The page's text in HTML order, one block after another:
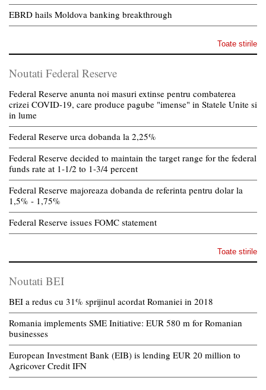
EBRD hails Moldova banking breakthrough
Toate stirile
Noutati Federal Reserve
Federal Reserve anunta noi masuri extinse pentru combaterea
crizei COVID-19, care produce pagube "imense" in Statele Unite si
in lume
Federal Reserve urca dobanda la 2,25%
Federal Reserve decided to maintain the target range for the federal
funds rate at 1-1/2 to 1-3/4 percent
Federal Reserve majoreaza dobanda de referinta pentru dolar la
1,5% - 1,75%
Federal Reserve issues FOMC statement
Toate stirile
Noutati BEI
BEI a redus cu 31% sprijinul acordat Romaniei in 2018
Romania implements SME Initiative: EUR 580 m for Romanian
businesses
European Investment Bank (EIB) is lending EUR 20 million to
Agricover Credit IFN